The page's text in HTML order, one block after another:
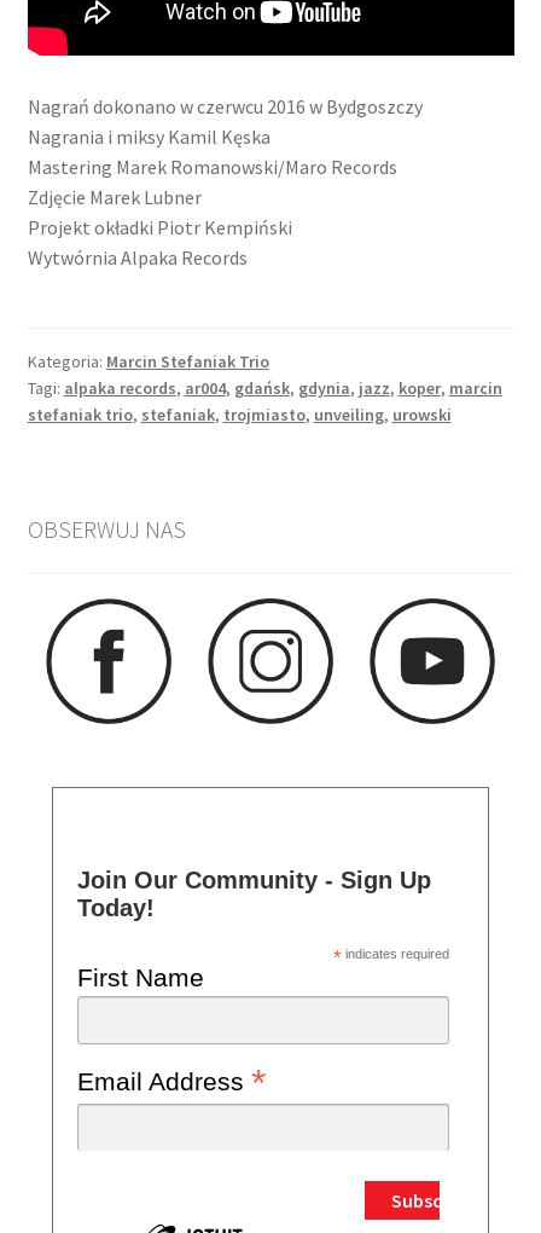
Nagrań dokonano w czerwcu 2016 w Bydgoszczy
Nagrania i miksy Kamil Kęska
Mastering Marek Romanowski/Maro Records
Zdjęcie Marek Lubner
Projekt okładki Piotr Kempiński
Wytwórnia Alpaka Records
Kategoria: Marcin Stefaniak Trio
Tagi: alpaka records, ar004, gdańsk, gdynia, jazz, koper, marcin
stefaniak trio, stefaniak, trojmiasto, unveiling, urowski
OBSERWUJ NAS
Join Our Community - Sign Up
Today!
*indicates required
First Name
Email Address *